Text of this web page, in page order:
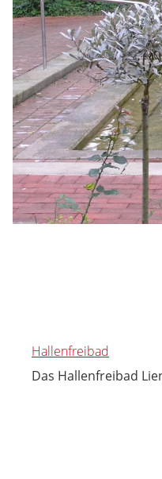
Hallenfreibad
Das Hallenfreibad